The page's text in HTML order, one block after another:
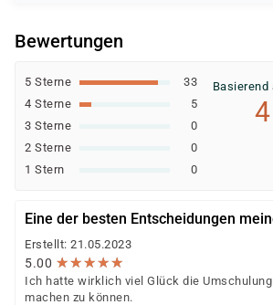
individuellen Prüfung Ihrer
Voraussetzungen und Förderfähigkeit.
Bewertungen
5 Sterne
33
4 Sterne
5
3 Sterne
0
2 Sterne
0
1 Stern
0
Basierend
Eine der besten Entscheidungen
Erstellt: 21.05.2023
5.00 ★★★★★
★★★★★
Ich hatte wirklich viel Glück die
machen zu können.